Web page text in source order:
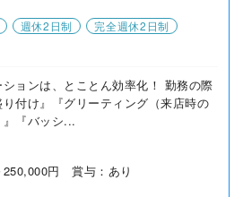
週休2日制
完全週休2日制
ョンは、とことん効率化！ 勤務の際
付け』『グリーティング（来店時の
『バッシ...
250,000円 賞与：あり